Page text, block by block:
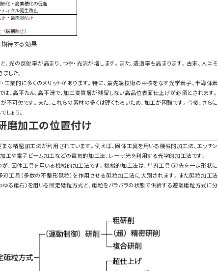
待する効果
光の反射率が高まり、つや・光沢が増します。また、透過率も高まります。古来、人はそ
した。
業的に多くのメリットがあります。特に、最先端技術の中核をなす光学素子、半導体素
、高平たん、高平滑で、加工変質層が残留しない高品位表面仕上げが必須とされます。
可欠です。また、これらの素材の多くは硬くもろいため、加工が困難です。今後、さらに
ょう。
磨加工の位置付け
な精密加工法が利用されています。例えば、固体工具を用いる機械的加工法、エッチン
工や電子ビーム加工などの電気的加工法、レーザ光を利用する光学的加工法です。
が、固体工具を用いる機械的加工法です。機械的加工法は、単刃工具（刃先を一定形状に
刃工具（多数の不整形砥粒）を作用させる砥粒加工法に大別されます。また砥粒加工法
ゆる砥石）を用いる固定砥粒方式と、砥粒をバラバラの状態で供給する遊離砥粒方式に分